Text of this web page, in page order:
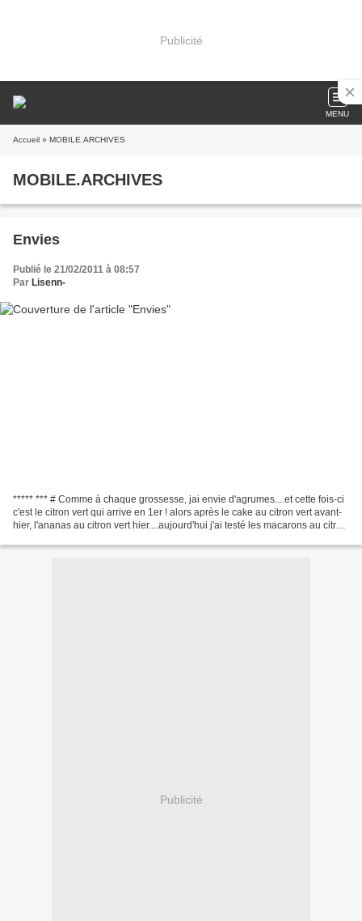
Publicité
MENU
Accueil » MOBILE.ARCHIVES
MOBILE.ARCHIVES
Envies
Publié le 21/02/2011 à 08:57
Par Lisenn-
***** *** # Comme à chaque grossesse, jai envie d'agrumes....et cette fois-ci
c'est le citron vert qui arrive en 1er ! alors après le cake au citron vert avant-
hier, l'ananas au citron vert hier....aujourd'hui j'ai testé les macarons au citron
Publicité